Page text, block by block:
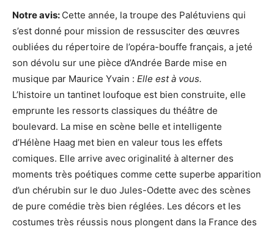
Notre avis: Cette année, la troupe des Palétuviens qui
s’est donné pour mission de ressusciter des œuvres
oubliées du répertoire de l’opéra-bouffe français, a jeté
son dévolu sur une pièce d’Andrée Barde mise en
musique par Maurice Yvain : Elle est à vous.
L’histoire un tantinet loufoque est bien construite, elle
emprunte les ressorts classiques du théâtre de
boulevard. La mise en scène belle et intelligente
d’Hélène Haag met bien en valeur tous les effets
comiques. Elle arrive avec originalité à alterner des
moments très poétiques comme cette superbe apparition
d’un chérubin sur le duo Jules-Odette avec des scènes
de pure comédie très bien réglées. Les décors et les
costumes très réussis nous plongent dans la France des